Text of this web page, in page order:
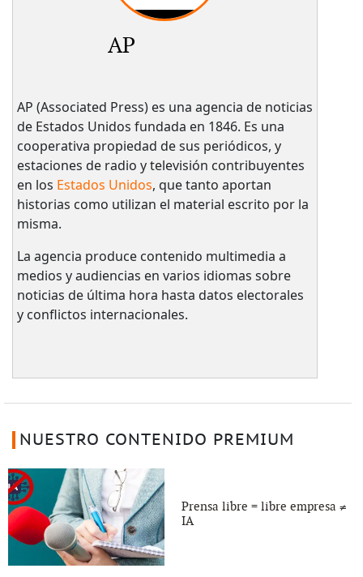
AP
AP (Associated Press) es una agencia de noticias
de Estados Unidos fundada en 1846. Es una
cooperativa propiedad de sus periódicos, y
estaciones de radio y televisión contribuyentes
en los Estados Unidos, que tanto aportan
historias como utilizan el material escrito por la
misma.
La agencia produce contenido multimedia a
medios y audiencias en varios idiomas sobre
noticias de última hora hasta datos electorales
y conflictos internacionales.
NUESTRO CONTENIDO PREMIUM
Prensa libre = libre empresa ≠
IA